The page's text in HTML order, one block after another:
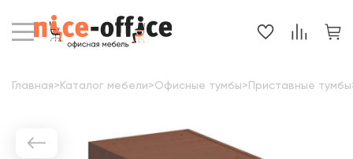
Главная> Каталог мебели>Офисные тумбы> Приставные тумбы